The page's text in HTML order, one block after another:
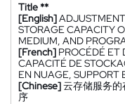
Title **
[English]
STORAGE CAPACITY
MEDIUM, AND
[French] PROCÉDÉ ET
CAPACITÉ DE
EN NUAGE, SUPPORT
[Chinese]云存储服务
序